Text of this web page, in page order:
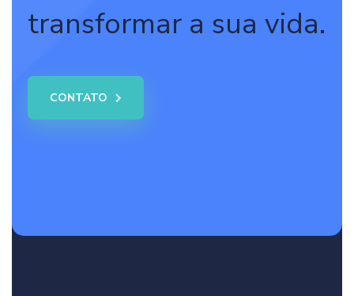
transformar a sua vida.
CONTATO